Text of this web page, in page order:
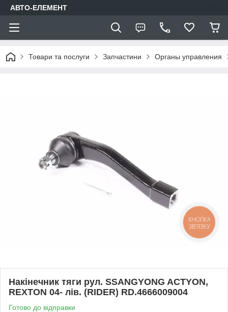
АВТО-ЕЛЕМЕНТ
Товари та послуги Запчастини Органы управления
Накінечник тяги рул. SSANGYONG ACTYON,
REXTON 04- лів. (RIDER) RD.4666009004
Готово до відправки
КНОПКА
ЗВ'ЯЗКУ